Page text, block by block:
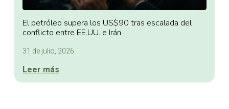
El petróleo supera los US$90 tras escalada del
conflicto entre EE.UU. e Irán
31 de julio, 2026
Leer más